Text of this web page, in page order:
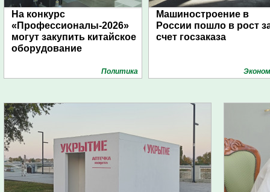
На конкурс
«Профессионалы-2026»
могут закупить китайское
оборудование
Политика
Машиностроение в
России пошло в рост
счет госзаказа